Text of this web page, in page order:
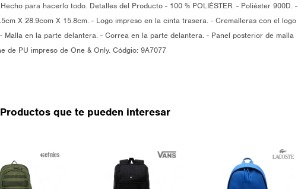
para hacerlo todo. Detalles del Producto - 100 % POLIÉSTER. - Poliéster 900D. -
X 28.9com X 15.8cm. - Logo impreso en la cinta trasera. - Cremalleras con el logo
Malla en la parte delantera. - Correa en la parte delantera. - Panel posterior de malla
de PU impreso de One & Only. Códgio: 9A7077
Productos que te pueden interesar